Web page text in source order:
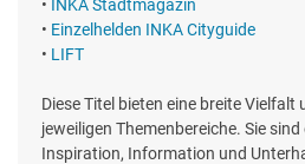
•
INKA Stadtmagazin
• Einzelhelden INKA Cityguide
• LIFT
Diese Titel bieten eine breite Vielfalt
jeweiligen Themenbereiche. Sie sind
Inspiration, Information und